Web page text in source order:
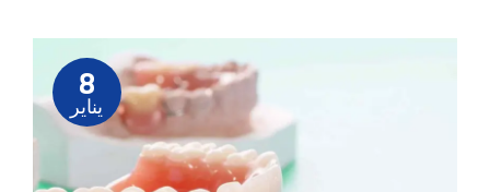
8
يناير